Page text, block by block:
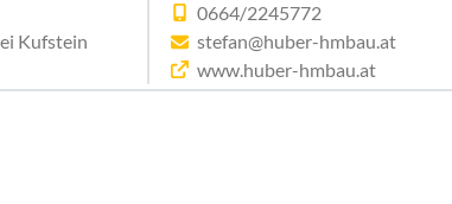
Kufstein
0664/2245772
stefan@huber-hmbau.at
www.huber-hmbau.at